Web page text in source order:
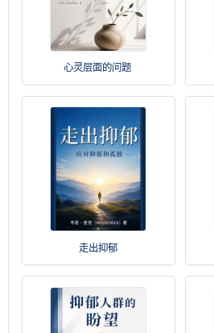
心灵层面的问题
走出抑郁